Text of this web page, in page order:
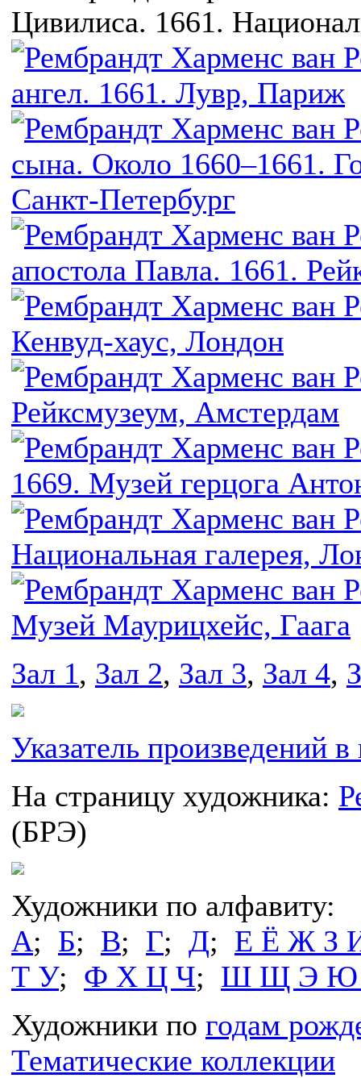
Зал 1, Зал 2, Зал 3, Зал 4,
Указатель произведений в
На страницу художника:
(БРЭ)
Художники по алфавиту:
А; Б; В; Г; Д; Е Ё Ж З
Т У; Ф Х Ц Ч; Ш Щ Э Ю
Художники по годам
Тематические коллекции